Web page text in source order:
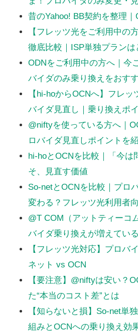
昔のYahoo! BB契約を整理｜
【フレッツ光をご利用中の
徹底比較｜ISP単独プランは
ODNをご利用中の方へ｜今
バイダのみ乗り換えをおす
【hi-hoからOCNへ】フレ
バイダ見直し｜乗り換えポ
@niftyを使っている方へ｜
ロバイダ見直しポイントを
hi-hoとOCNを比較｜「今は
そ、見直す価値
So-netとOCNを比較｜プロ
変わる？フレッツ光利用者
@T COM（アットティーコ
バイダ乗り換えが増えてい
【フレッツ光対応】プロバ
ネット vs OCN
【要注意】@niftyは安い？
た“本当のコスト差”とは
【知らないと損】So-net単
組みとOCNへの乗り換え効